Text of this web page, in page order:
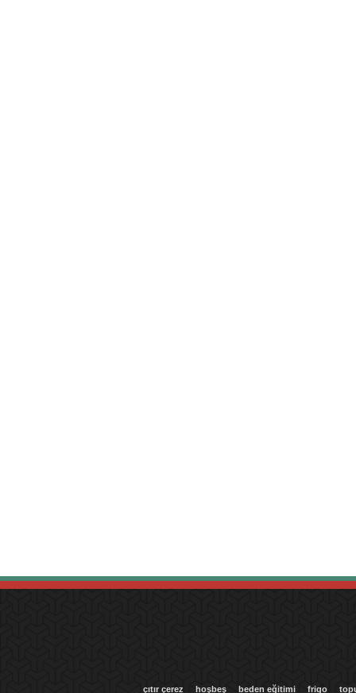
çıtır çerez hoşbeş beden eğitimi frigo